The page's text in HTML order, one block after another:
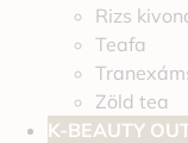
Rizs
Teafa
Zöld tea
K-BEAUTY